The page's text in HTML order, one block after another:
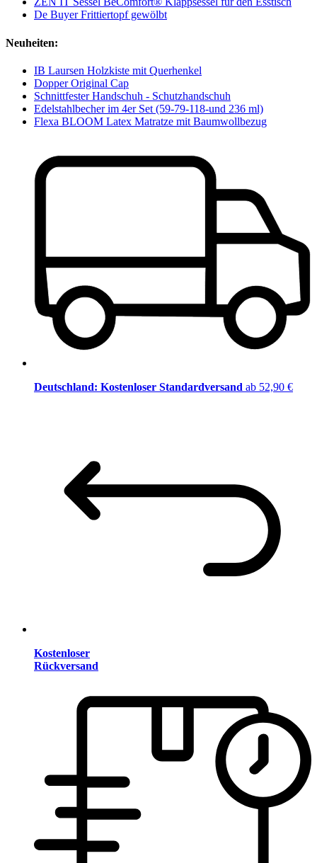
De Buyer Frittiertopf gewölbt
Neuheiten:
IB Laursen Holzkiste mit Querhenkel
Dopper Original Cap
Schnittfester Handschuh - Schutzhandschuh
Edelstahlbecher im 4er Set (59-79-118-und 236 ml)
Flexa BLOOM Latex Matratze mit Baumwollbezug
Deutschland: Kostenloser Standardversand ab 52,90 €
Kostenloser
Rückversand